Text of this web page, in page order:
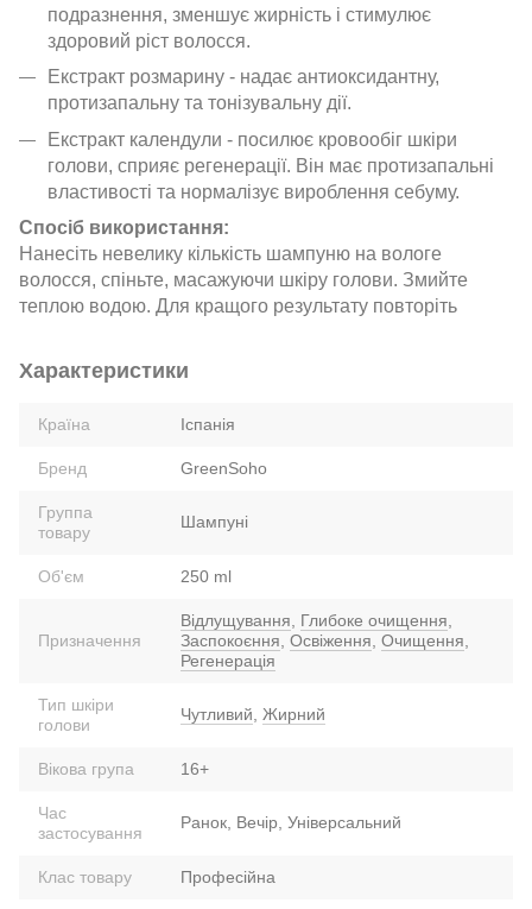
подразнення, зменшує жирність і стимулює
здоровий ріст волосся.
Екстракт розмарину - надає антиоксидантну,
протизапальну та тонізувальну дії.
Екстракт календули - посилює кровообіг шкіри
голови, сприяє регенерації. Він має протизапальні
властивості та нормалізує вироблення себуму.
Спосіб використання:
Нанесіть невелику кількість шампуню на вологе
волосся, спіньте, масажуючи шкіру голови. Змийте
теплою водою. Для кращого результату повторіть
Характеристики
Країна Іспанія
Бренд GreenSoho
Группа
товару
Шампуні
Об'єм 250 ml
Призначення
Відлущування Глибоке очищення
Заспокоєння Освіження Очищення
Регенерація
Тип шкіри
голови
Чутливий Жирний
Вікова група 16+
Час
застосування
Ранок, Вечір, Універсальний
Клас товару Професійна